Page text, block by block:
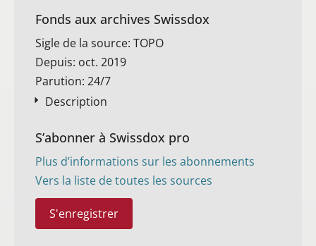
Fonds aux archives Swissdox
Sigle de la source: TOPO
Depuis: oct. 2019
Parution: 24/7
Description
S’abonner à Swissdox pro
Plus d’informations sur les abonnements
Vers la liste de toutes les sources
S'enregistrer